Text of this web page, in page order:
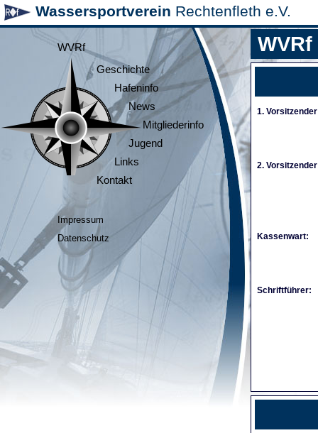
Wassersportverein Rechtenfleth e.V.
WVRf
Geschichte
Hafeninfo
News
Mitgliederinfo
Jugend
Links
Kontakt
Impressum
Datenschutz
WVRf
1.
2.
Kassenwart:
Schriftführer: